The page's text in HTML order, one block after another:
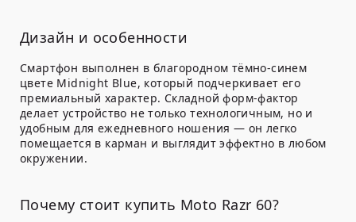
Дизайн и особенности
Смартфон выполнен в благородном тёмно-синем
цвете Midnight Blue, который подчеркивает его
премиальный характер. Складной форм-фактор
делает устройство не только технологичным, но и
удобным для ежедневного ношения — он легко
помещается в карман и выглядит эффектно в любом
окружении.
Почему стоит купить Moto Razr 60?